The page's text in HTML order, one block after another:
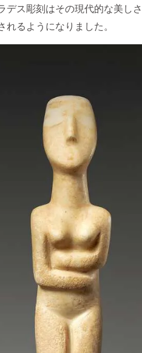
デス彫刻はその現代的な美し
るようになりました。